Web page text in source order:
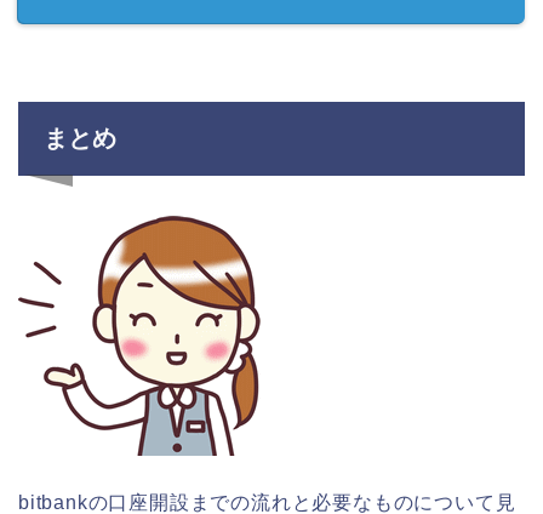
まとめ
bitbankの口座開設までの流れと必要なものについて見